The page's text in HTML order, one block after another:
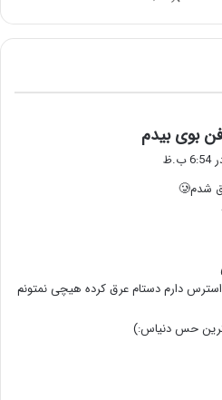
استرس دارم دستام عرق کرده هیچی نمتونم
حس دنیاس:)